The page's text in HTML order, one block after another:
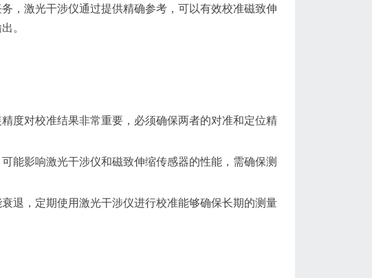
，激光干涉仪通过提供精确参考，可以有效校准磁致伸
。
度对校准结果非常重要，必须确保两者的对准和定位精
能影响激光干涉仪和磁致伸缩传感器的性能，需确保测
退，定期使用激光干涉仪进行校准能够确保长期的测量